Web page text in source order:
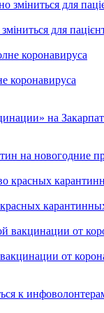
для
коронавируса
на
на новогодние
от
к